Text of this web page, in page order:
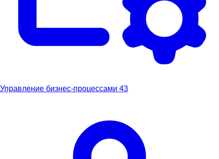
Управление бизнес-процессами 43